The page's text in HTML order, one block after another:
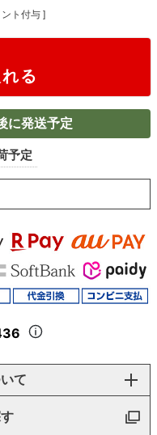
ト付与 ]
る
に発送予定
予定
て